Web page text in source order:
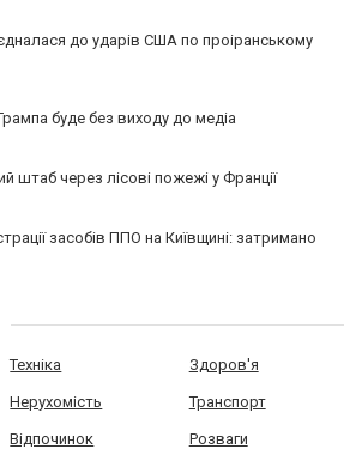
до ударів США по проіранському
буде без виходу до медіа
штаб через лісові пожежі у Франції
засобів ППО на Київщині: затримано
Техніка Здоров'я
Нерухомість Транспорт
Відпочинок Розваги